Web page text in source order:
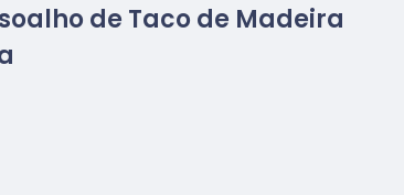
de Taco de Madeira